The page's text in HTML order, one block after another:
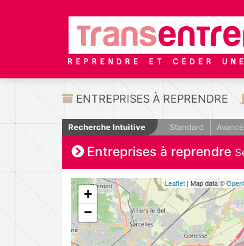
ENTREPRISES À REPRENDRE
Recherche Intuitive Standard
Entreprises à reprendre
+
−
Leaflet| Map data ©